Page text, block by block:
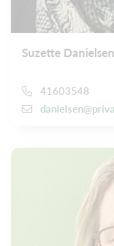
Suzette Danielsen
41603548